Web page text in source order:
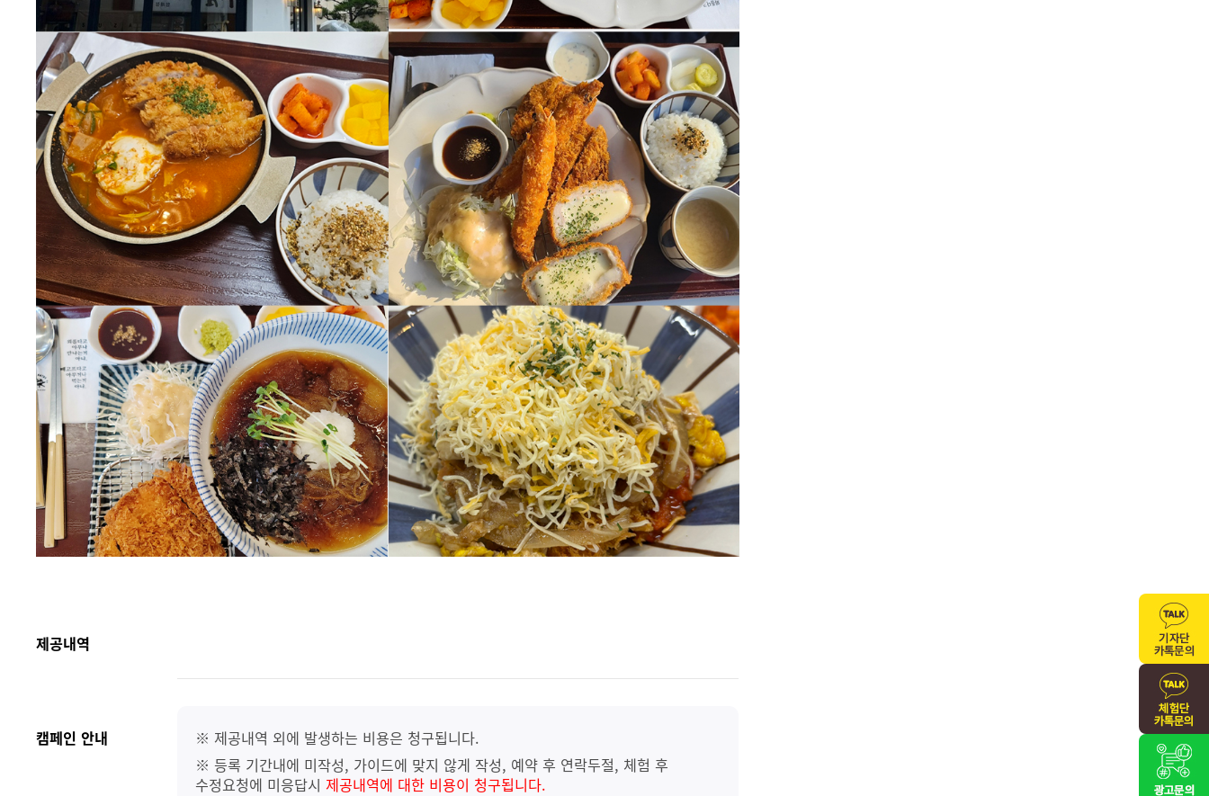
제공내역
캠페인 안내
※ 제공내역 외에 발생하는 비용은 청구됩니다.
※ 등록 기간내에 미작성, 가이드에 맞지 않게 작성, 예약 후 연락두절, 체험 후
수정요청에 미응답시 제공내역에 대한 비용이 청구됩니다.